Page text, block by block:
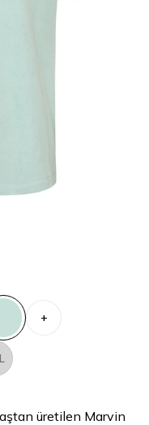
+
üretilen Marvin